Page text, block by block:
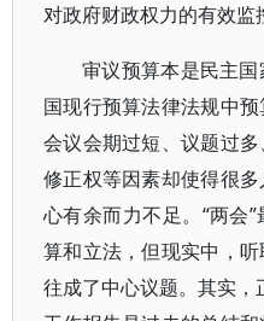
对政府财政权力的有效监
审议预算本是民主
国现行预算法律法规中
会议会期过短、议题过
修正权等因素却使得很
心有余而力不足。“两会
算和立法，但现实中，
往成了中心议题。其实，